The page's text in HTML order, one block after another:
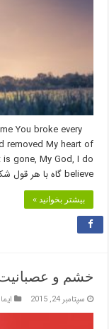
You broke every
removed My heart of
gone, My God, I do
believe گاه با هر قول شکسته، هر رابطه شکست …
بیشتر بخوانید »
خشم و
سپتامبر 24, 2015